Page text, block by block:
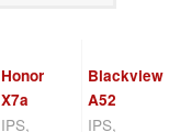
Honor
X7a
IPS,
Blackview
A52
IPS,